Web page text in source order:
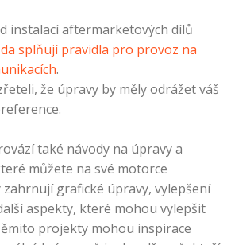
instalací aftermarketových dílů
splňují pravidla pro provoz na
.
že úpravy by měly odrážet váš
také návody na úpravy a
můžete na své motorce
zahrnují grafické úpravy, vylepšení
aspekty, které mohou vylepšit
projekty mohou inspirace